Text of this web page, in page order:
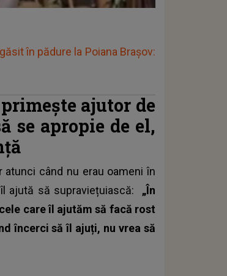
în pădure la Poiana Brașov:
ajutor de
se apropie de el,
când nu erau oameni în
ajută să supraviețuiască: „În
care îl ajutăm să facă rost
încerci să îl ajuți, nu vrea să